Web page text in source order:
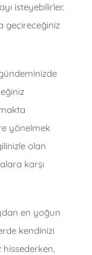
isteyebilirler.
geçireceğiniz
yönelmek
olan
karşı
en yoğun
kendinizi